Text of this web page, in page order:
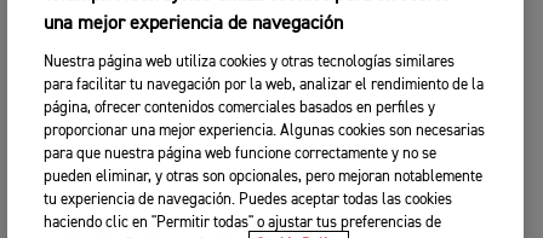
una mejor experiencia de navegación
Nuestra página web utiliza cookies y otras tecnologías similares
para facilitar tu navegación por la web, analizar el rendimiento de la
página, ofrecer contenidos comerciales basados en perfiles y
proporcionar una mejor experiencia. Algunas cookies son necesarias
para que nuestra página web funcione correctamente y no se
pueden eliminar, y otras son opcionales, pero mejoran notablemente
tu experiencia de navegación. Puedes aceptar todas las cookies
haciendo clic en "Permitir todas" o ajustar tus preferencias de